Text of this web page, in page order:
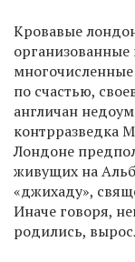
Кровавые
по счастью,
англичан
контрразведка
Лондоне
живущих на
«джихаду»,
Иначе говоря,
родились,